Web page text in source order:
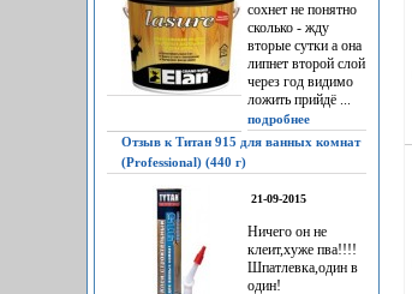
сохнет не понятно
сколько - жду
вторые сутки а она
липнет второй слой
через год видимо
ложить прийдё ...
подробнее
Отзыв к Титан 915 для ванных комнат
(Professional) (440 г)
21-09-2015
Ничего он не
клеит,хуже пва!!!!
Шпатлевка,один в
один!